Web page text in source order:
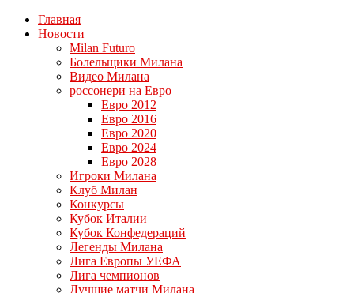
Главная
Новости
Milan Futuro
Болельщики Милана
Видео Милана
россонери на Евро
Евро 2012
Евро 2016
Евро 2020
Евро 2024
Евро 2028
Игроки Милана
Клуб Милан
Конкурсы
Кубок Италии
Кубок Конфедераций
Легенды Милана
Лига Европы УЕФА
Лига чемпионов
Лучшие матчи Милана